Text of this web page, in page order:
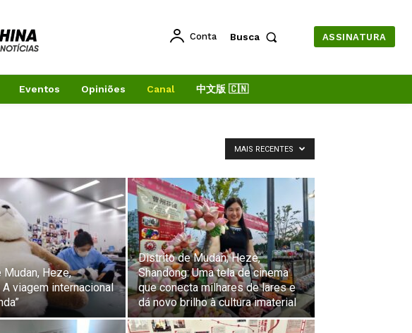
Conta Busca ASSINATURA
Eventos Opiniões Canal 中文版 🇨🇳
MAIS RECENTES
Heze,
A viagem internacional
Distrito de Mudan, Heze,
Shandong: Uma tela de cinema
que conecta milhares de lares e
dá novo brilho à cultura imaterial